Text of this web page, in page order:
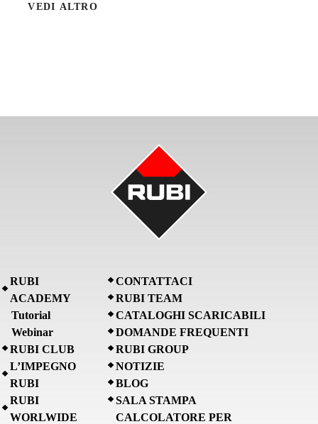
VEDI ALTRO
RUBI
ACADEMY
Tutorial
Webinar
RUBI CLUB
L’IMPEGNO
RUBI
RUBI
WORLWIDE
CONTATTACI
RUBI TEAM
CATALOGHI SCARICABILI
DOMANDE FREQUENTI
RUBI GROUP
NOTIZIE
BLOG
SALA STAMPA
CALCOLATORE PER